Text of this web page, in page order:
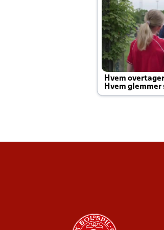
Hvem
Hvem glemmer
Joachim altid